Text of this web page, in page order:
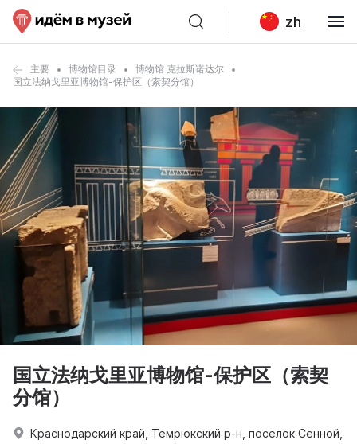
zh
主要 博物馆目录
博物馆 克拉斯诺达尔
国立法纳戈里亚博物馆-保护区（索契分馆）
国立法纳戈里亚博物馆-保护区（索契
分馆）
Краснодарский край, Темрюкский р-н, поселок Сенной,